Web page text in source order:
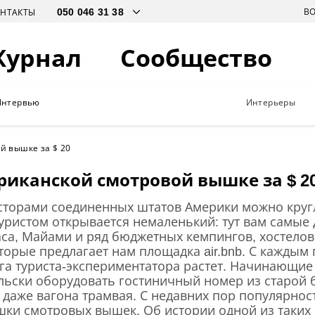
Сообщество
Интерьеры
вышке за $ 20
смотровой вышке за $
соединенных штатов Америки можно
открывается немаленький: тут вам самые
Майами и ряд бюджетных кемпингов,
предлагает нам площадка air.bnb. С каждым
туриста-экспериментатора растет.
оборудовать гостиничный номер из старой
даже вагона трамвая. С недавних пор
смотровых вышек. Об истории одной из